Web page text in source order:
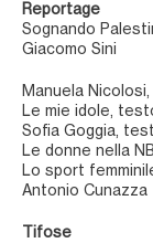
Reportage
Sognando
Giacomo Sini
Manuela
Le mie idole,
Sofia Goggia,
Le donne nella
Lo sport
Antonio Cunazza
Tifose